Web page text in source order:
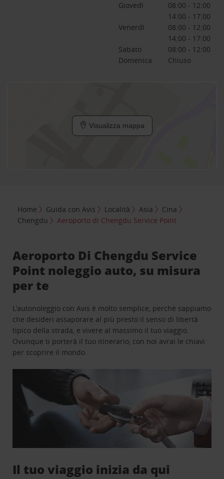
Giovedì
08:00 - 12:00
14:00 - 17:00
Venerdì
08:00 - 12:00
14:00 - 17:00
Sabato
08:00 - 12:00
Domenica
Chiuso
Visualizza mappa
Home Guida con Avis Località Asia
Cina
Chengdu
Aeroporto di Chengdu Service Point
Aeroporto Di Chengdu Service
Point noleggio auto, su misura
per te
L’autonoleggio con Avis è molto semplice, perchè sappiamo
che desideri assaporare al più presto il senso di libertà
tipico della strada, e vivere al massimo il tuo viaggio.
Ovunque ti porterà il tuo itinerario, con noi avrai le chiavi
per scoprire il mondo.
Il tuo viaggio inizia da qui